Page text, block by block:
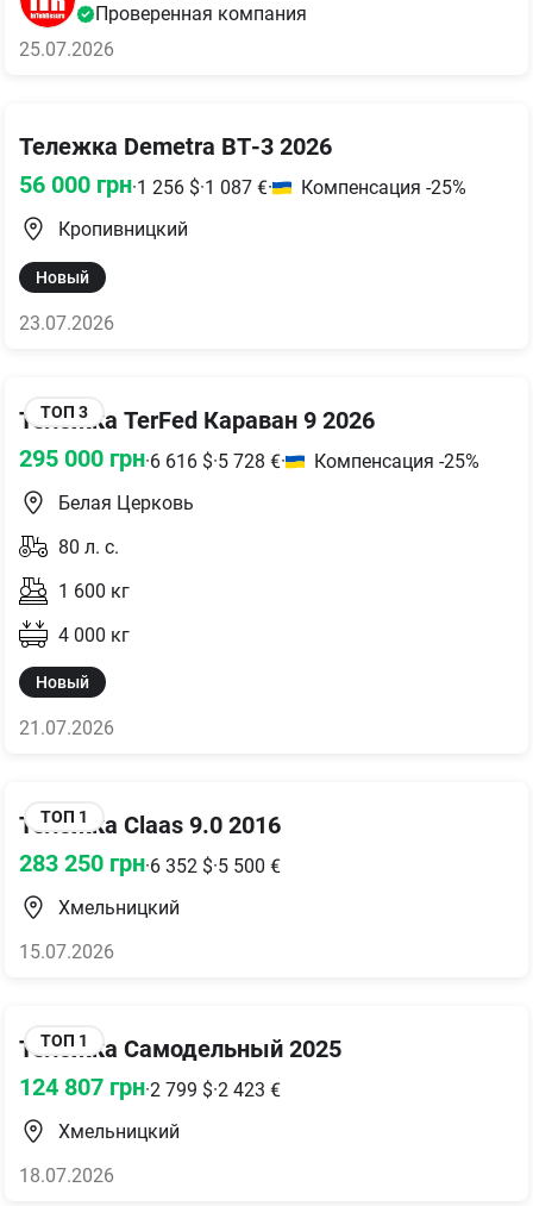
Проверенная компания
25.07.2026
Тележка Demetra ВТ-3 2026
56 000 грн·1 256 $·1 087 €·
Компенсация -25%
Кропивницкий
Новый
23.07.2026
ТОП 3
Тележка TerFed Караван 9 2026
295 000 грн·6 616 $·5 728 €·
Компенсация -25%
Белая Церковь
80 л. с.
1 600 кг
4 000 кг
Новый
21.07.2026
ТОП 1
Тележка Claas 9.0 2016
283 250 грн·6 352 $·5 500 €
Хмельницкий
15.07.2026
ТОП 1
Тележка Самодельный 2025
124 807 грн·2 799 $·2 423 €
Хмельницкий
18.07.2026